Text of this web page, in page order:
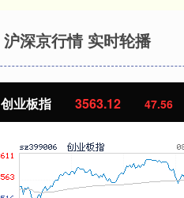
沪深京行情 实时轮播
创业板指 3563.12 47.56